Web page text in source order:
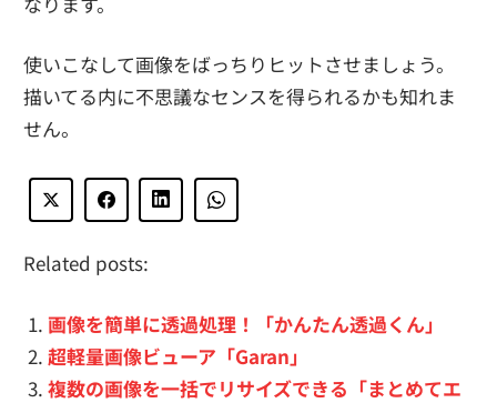
使いこなして画像をばっちりヒットさせましょう。
描いてる内に不思議なセンスを得られるかも知れま
せん。
Related posts:
画像を簡単に透過処理！「かんたん透過くん」
超軽量画像ビューア「Garan」
複数の画像を一括でリサイズできる「まとめてエ